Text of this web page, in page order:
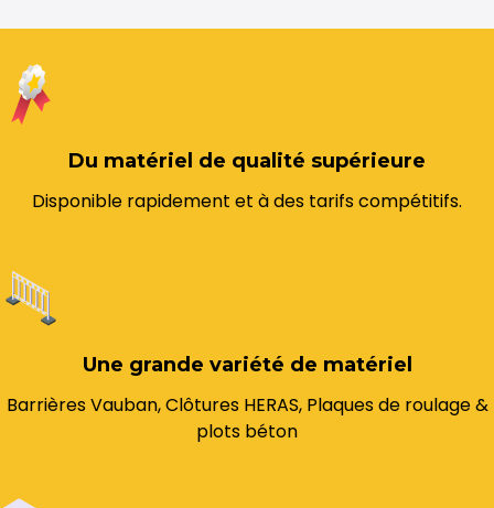
Du matériel de qualité supérieure
Disponible rapidement et à des tarifs compétitifs.
Une grande variété de matériel
Barrières Vauban, Clôtures HERAS, Plaques de roulage &
plots béton